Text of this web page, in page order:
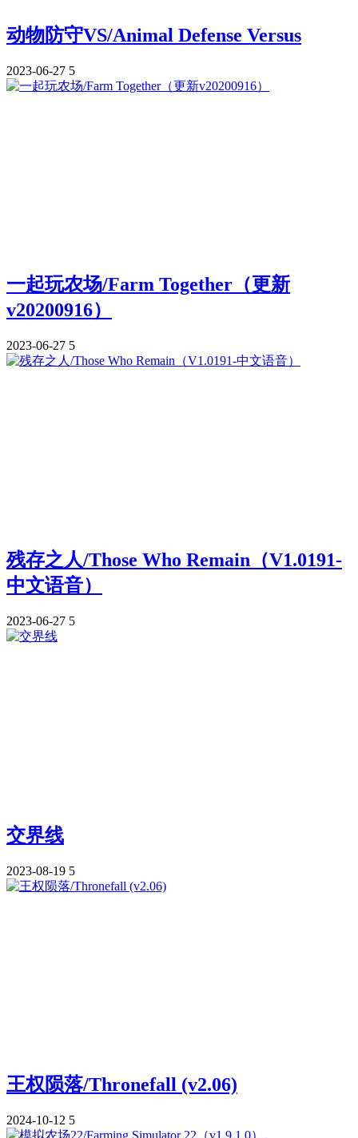
动物防守VS/Animal Defense Versus
2023-06-27 5
一起玩农场/Farm Together（更新
v20200916）
2023-06-27 5
残存之人/Those Who Remain（V1.0191-
中文语音）
2023-06-27 5
交界线
2023-08-19 5
王权陨落/Thronefall (v2.06)
2024-10-12 5